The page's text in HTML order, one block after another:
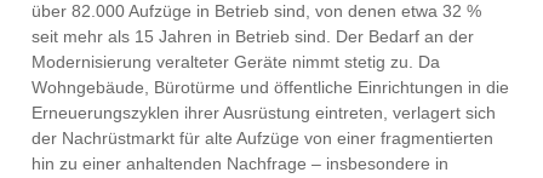
über 82.000 Aufzüge in Betrieb sind, von denen etwa 32 %
seit mehr als 15 Jahren in Betrieb sind. Der Bedarf an der
Modernisierung veralteter Geräte nimmt stetig zu. Da
Wohngebäude, Bürotürme und öffentliche Einrichtungen in die
Erneuerungszyklen ihrer Ausrüstung eintreten, verlagert sich
der Nachrüstmarkt für alte Aufzüge von einer fragmentierten
hin zu einer anhaltenden Nachfrage – insbesondere in